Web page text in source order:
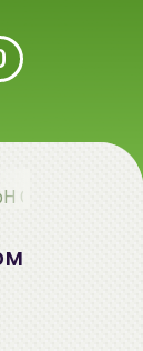
Centella